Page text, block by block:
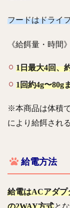
フードはドライ
《給餌量・時間》
1日最大4回、
1回約4g〜80g
※本商品は体積
により給餌され
給電方法
給電はACアダプ
の2WAY方式と